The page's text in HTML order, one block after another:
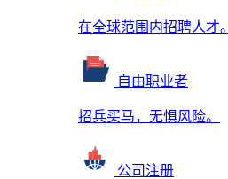
在全球范围内招聘人才。
自由职业者
招兵买马，无惧风险。
公司注册